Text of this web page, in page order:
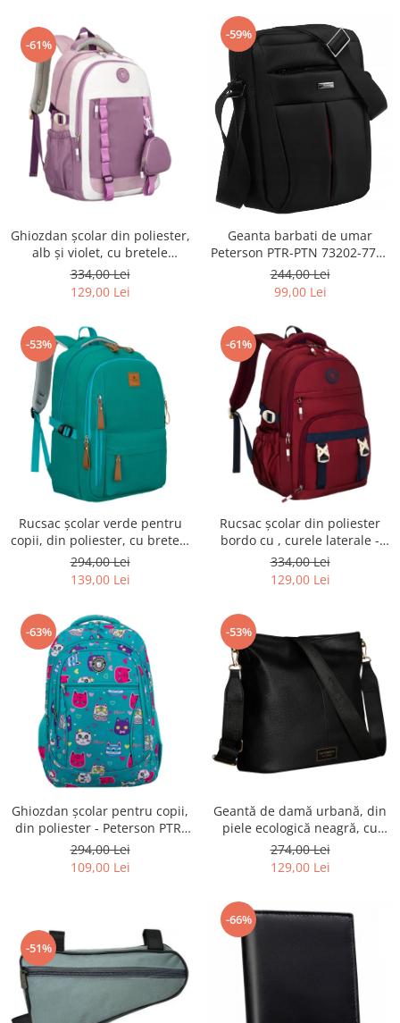
-61%
Ghiozdan școlar din poliester,
alb și violet, cu bretele
reglabile - Peterson PTR-PTN
8603-1303 PURPLE
334,00 Lei
129,00 Lei
-59%
Geanta barbati de umar
Peterson PTR-PTN 73202-7738
BL
244,00 Lei
99,00 Lei
-53%
Rucsac școlar verde pentru
copii, din poliester, cu bretele
reglabile - Peterson PTR-PTN
BHX-01-9259 Gree
294,00 Lei
139,00 Lei
-61%
Rucsac școlar din poliester
bordo cu , curele laterale -
Peterson PTR-PTN 8594-1402
BORDO
334,00 Lei
129,00 Lei
-63%
Ghiozdan școlar pentru copii,
din poliester - Peterson PTR-
PTN BIEDRONKA G28
294,00 Lei
109,00 Lei
-53%
Geantă de damă urbană, din
piele ecologică neagră, cu
curea reglabilă - Peterson
PTR-PTN JK6-06-6642
274,00 Lei
129,00 Lei
-51%
-66%